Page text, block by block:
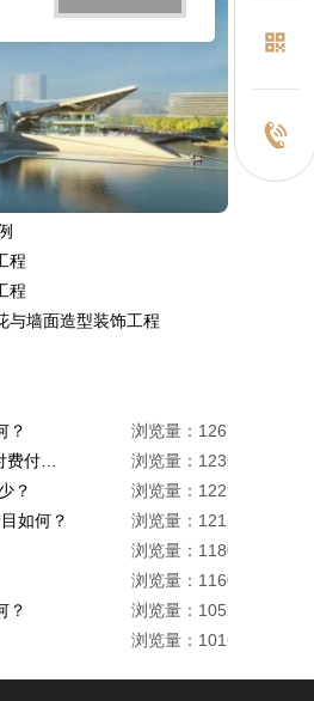
程
程
与墙面造型装饰工程
？
浏览量：1267
浏览量：1236
？
浏览量：1229
如何？
浏览量：1215
浏览量：1180
浏览量：1160
？
浏览量：1052
浏览量：1016